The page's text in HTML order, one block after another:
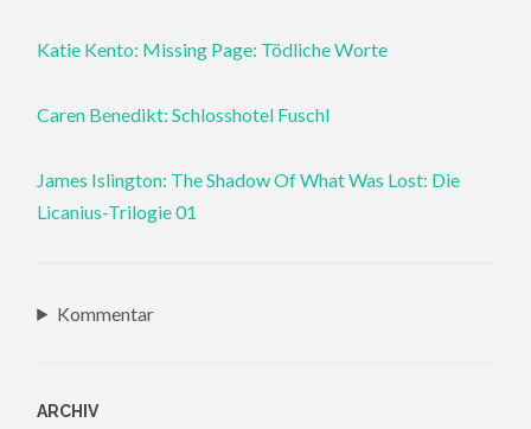
Katie Kento: Missing Page: Tödliche Worte
Caren Benedikt: Schlosshotel Fuschl
James Islington: The Shadow Of What Was Lost: Die
Licanius-Trilogie 01
Kommentar
ARCHIV